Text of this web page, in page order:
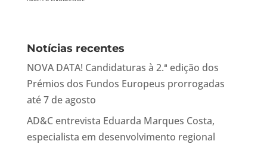
Notícias recentes
NOVA DATA! Candidaturas à 2.ª edição dos
Prémios dos Fundos Europeus prorrogadas
até 7 de agosto
AD&C entrevista Eduarda Marques Costa,
especialista em desenvolvimento regional